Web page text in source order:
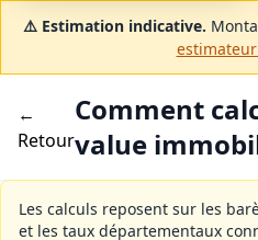
⚠️ Estimation indicative.
←
Retour
Comment
value
Les calculs reposent sur les
et les taux départementaux